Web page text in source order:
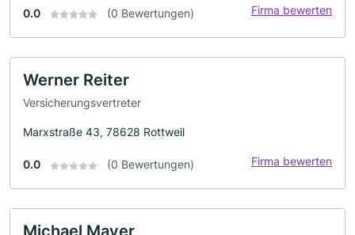
0.0 (0 Bewertungen) Firma bewerten
Werner Reiter
Versicherungsvertreter
Marxstraße 43, 78628 Rottweil
0.0 (0 Bewertungen) Firma bewerten